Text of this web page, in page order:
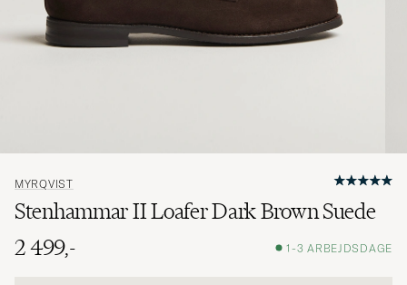
MYRQVIST
Stenhammar II Loafer Dark Brown Suede
2 499,-
1-3 ARBEJDSDAGE